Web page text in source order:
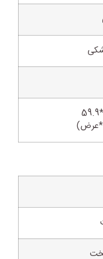
56*59.5*59.9